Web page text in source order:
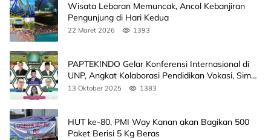
Wisata Lebaran Memuncak, Ancol Kebanjiran
Pengunjung di Hari Kedua
22 Maret 2026 1393
PAPTEKINDO Gelar Konferensi Internasional di
UNP, Angkat Kolaborasi Pendidikan Vokasi, Simak
Agendanya
13 Oktober 2025 1383
HUT ke-80, PMI Way Kanan akan Bagikan 500
Paket Berisi 5 Kg Beras